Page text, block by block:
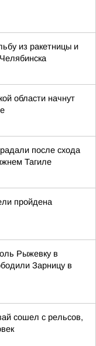
из ракетницы и
области начнут
после схода
Тагиле
пройдена
Рыжевку в
Зарницу в
сошел с рельсов,